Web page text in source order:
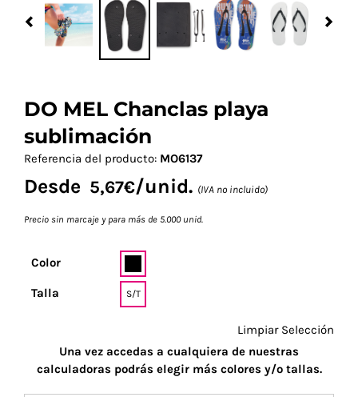
Previous
DO MEL Chanclas playa
sublimación
Referencia del producto: MO6137
Desde 5,67€/unid. (IVA no incluido)
Precio sin marcaje y para más de 5.000 unid.
Color
Talla S/T
Limpiar Selección
Una vez accedas a cualquiera de nuestras
calculadoras podrás elegir más colores y/o tallas.